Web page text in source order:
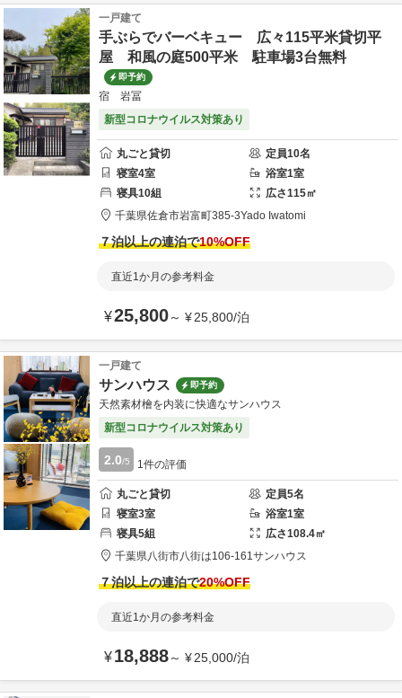
一戸建て
手ぶらでバーベキュー 広々115平米貸切平
屋 和風の庭500平米 駐車場3台無料
即予約
宿 岩冨
新型コロナウイルス対策あり
丸ごと貸切 定員10名
寝室4室 浴室1室
寝具10組 広さ115㎡
千葉県佐倉市岩富町385-3Yado Iwatomi
７泊以上の連泊で10%OFF
直近1か月の参考料金
¥25,800～ ¥25,800/泊
一戸建て
サンハウス 即予約
天然素材檜を内装に快適なサンハウス
新型コロナウイルス対策あり
2.0/5 1件の評価
丸ごと貸切 定員5名
寝室3室 浴室1室
寝具5組 広さ108.4㎡
千葉県八街市八街は106-161サンハウス
７泊以上の連泊で20%OFF
直近1か月の参考料金
¥18,888～ ¥25,000/泊